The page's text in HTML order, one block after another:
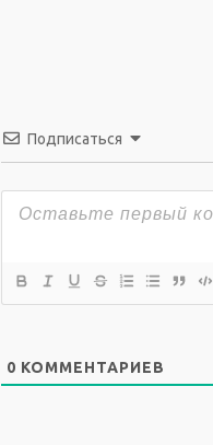
Подписаться
0 КОММЕНТАРИЕВ